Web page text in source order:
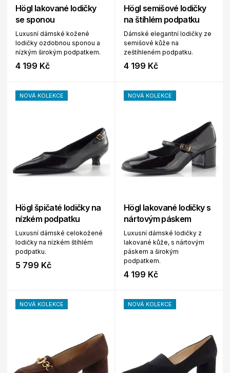
Högl lakované lodičky
se sponou
Luxusní dámské kožené
lodičky ozdobnou sponou a
nízkým širokým podpatkem.
4 199 Kč
Högl semišové lodičky
na štíhlém podpatku
Dámské elegantní lodičky ze
semišové kůže na
zeštíhleném podpatku.
4 199 Kč
NOVÁ KOLEKCE
Högl špičaté lodičky na
nízkém podpatku
Luxusní dámské celokožené
lodičky na nízkém štíhlém
podpatku.
5 799 Kč
NOVÁ KOLEKCE
Högl lakované lodičky s
nártovým páskem
Luxusní dámské lodičky z
lakované kůže, s nártovým
páskem a širokým
podpatkem.
4 199 Kč
NOVÁ KOLEKCE NOVÁ KOLEKCE